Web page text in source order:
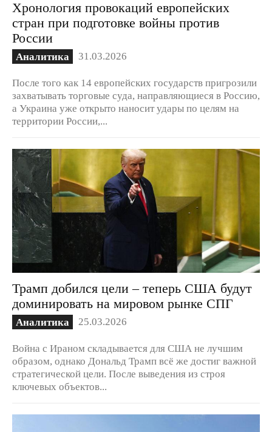
Хронология провокаций европейских
стран при подготовке войны против
России
Аналитика 31.03.2026
После того как 14 европейских государств пригрозили
захватывать торговые суда, направляющиеся в Россию,
а Украина уже открыто наносит удары по целям на
территории России,...
Трамп добился цели – теперь США будут
доминировать на мировом рынке СПГ
Аналитика 25.03.2026
Война с Ираном складывается для США не лучшим
образом, однако Дональд Трамп всё же достиг важной
стратегической цели. После выведения из строя
ключевых объектов...